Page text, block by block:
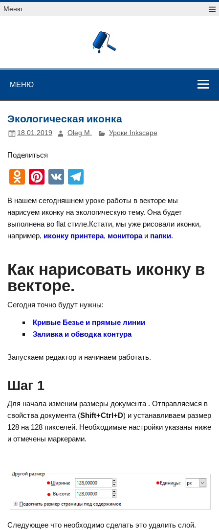
Перейти
Меню
графики
МЕНЮ
Экологическая иконка
18.01.2019 Oleg M. Уроки Inkscape
Поделиться
O
n
o
kl
ss
ni
ki
Pi
er
e
st
V
e
gr
a
В нашем сегодняшнем уроке работы в векторе мы
нарисуем иконку на экологическую тему. Она будет
выполнена во flat стиле.Кстати, мы уже рисовали иконки,
например, иконку принтера, монитораи папки.
Как нарисовать иконку в
векторе.
Сегодня точно будут нужны:
Кривые Безье и прямые линии
Заливка и обводка контура
Запускаем редактор и начинаем работать.
Шаг 1
Для начала изменим размеры документа . Отправляемся в
свойства документа (Shift+Ctrl+D) и устанавливаем размер
128 на 128 пикселей. Необходимые настройки указаны ниже
и отмечены маркерами.
Следующее что необходимо сделать это удалить слой.